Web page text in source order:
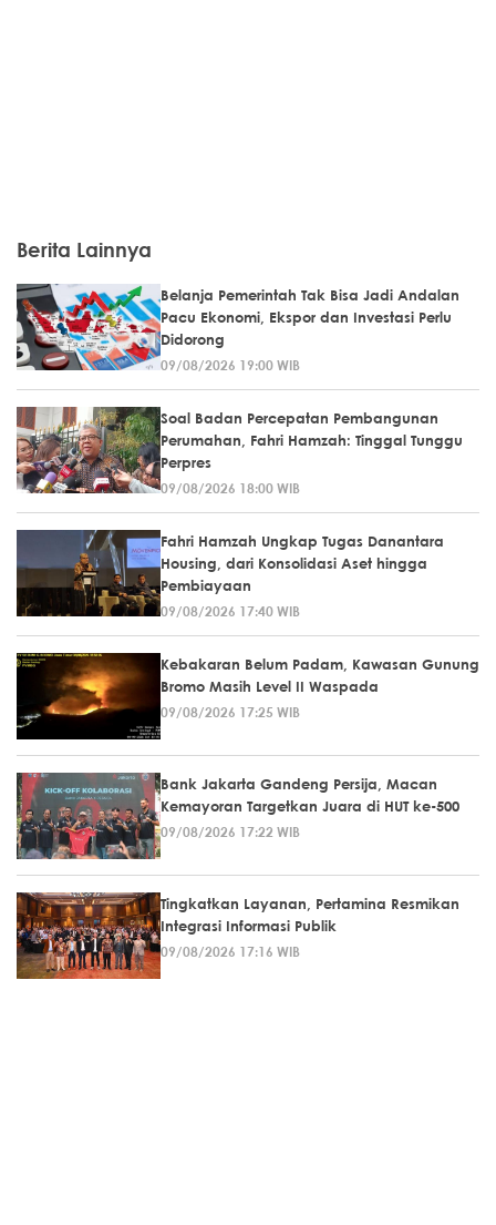
Berita Lainnya
Belanja Pemerintah Tak Bisa Jadi Andalan
Pacu Ekonomi, Ekspor dan Investasi Perlu
Didorong
09/08/2026 19:00 WIB
Soal Badan Percepatan Pembangunan
Perumahan, Fahri Hamzah: Tinggal Tunggu
Perpres
09/08/2026 18:00 WIB
Fahri Hamzah Ungkap Tugas Danantara
Housing, dari Konsolidasi Aset hingga
Pembiayaan
09/08/2026 17:40 WIB
Kebakaran Belum Padam, Kawasan Gunung
Bromo Masih Level II Waspada
09/08/2026 17:25 WIB
Bank Jakarta Gandeng Persija, Macan
Kemayoran Targetkan Juara di HUT ke-500
09/08/2026 17:22 WIB
Tingkatkan Layanan, Pertamina Resmikan
Integrasi Informasi Publik
09/08/2026 17:16 WIB